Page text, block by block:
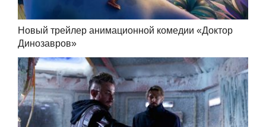
Новый трейлер анимационной комедии «Доктор
Динозавров»